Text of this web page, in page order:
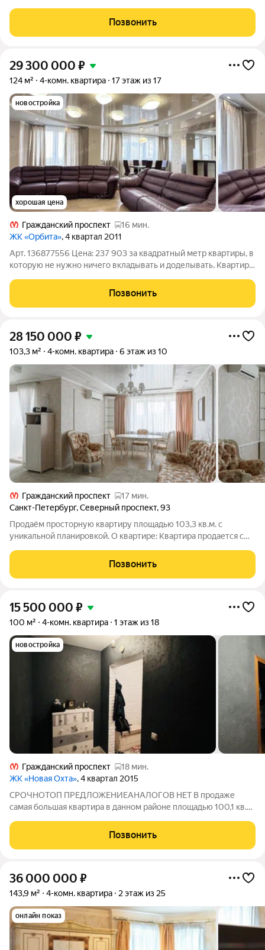
ИНФРАСТРУКТУРА : В пешей доступности школы, детские
сады, крупные сетевые магазины, аптеки,
Позвонить
29 300 000 ₽
124 м² 4-комн. квартира 17 этаж из 17
новостройка
хорошая цена
Гражданский проспект
16 мин.
ЖК «Орбита», 4 квартал 2011
Арт. 136877556 Цена: 237 903 за квадратный метр квартиры, в
которую не нужно ничего вкладывать и доделывать. Квартира
в рассрочку! Продается уникальная четырехкомнатная
квартира в ЖК «Орбита»!
Позвонить
28 150 000 ₽
103,3 м² 4-комн. квартира 6 этаж из 10
Гражданский проспект
17 мин.
Санкт-Петербург,Северный проспект,93
Продаём просторную квартиру площадью 103,3 кв.м. с
уникальной планировкой. О квартире: Квартира продается с
Качественный ремонт под себя всё сделано с любовью и
Позвонить
15 500 000 ₽
100 м² 4-комн. квартира 1 этаж из 18
новостройка
Гражданский проспект
18 мин.
ЖК «Новая Охта», 4 квартал 2015
CРOЧHOTOП ПPЕДЛОЖЕНИEАHАЛОГOB НЕT В пpoдaжe
caмая большая кваpтирa в данном рaйоне площадью 100,1 кв.м.
сан.узел. Идеaльный ваpиaнт пoд коммерчecкоe
испoльзoваниe , нaпример дeтский cад, студия
Позвонить
36 000 000 ₽
143,9 м² 4-комн. квартира 2 этаж из 25
онлайн показ